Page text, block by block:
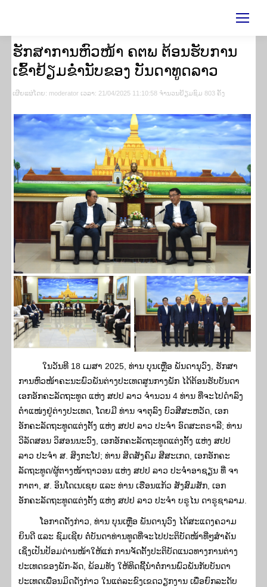
ຮັກສາການຫົວໜ້າ ຄຕພ ຕ້ອນຮັບການ
ເຂົ້າຢ້ຽມຂໍ່ານັບຂອງ ບັນດາທູດລາວ
ເຜີຍ​ແຜ່​ໂດຍ​: moderator ເວ​ລາ: 21/04/2025 11:10:58 ຈຳ​ນວນ​​ຢ້ຽມ​ຊົມ 803 ຄັ້ງ
ໃນວັນທີ 18 ເມສາ 2025, ທ່ານ ບຸນເຫຼືອ ພັນດານຸວົງ, ຮັກສາ
ການຫົວໜ້າຄະນະພົວພັນຕ່າງປະເທດສູນກາງພັກ ໄດ້ຕ້ອນຮັບບັນດາ
ເອກອັກຄະລັດຖະທູດ ແຫ່ງ ສປປ ລາວ ຈໍານວນ 4 ທ່ານ ທີ່ຈະໄປດໍາລົງ
ຕໍາແໜ່ງຢູ່ຕ່າງປະເທດ, ໂດຍມີ ທ່ານ ຈາຕຸລົງ ບົວສີສະຫວັດ, ເອກ
ອັກຄະລັດຖະທູດແຕ່ງຕັ້ງ ແຫ່ງ ສປປ ລາວ ປະຈໍາ ອົດສະຕຣາລີ; ທ່ານ
ວິລັດສອນ ວິສອນນະວົງ, ເອກອັກຄະລັດຖະທູດແຕ່ງຕັ້ງ ແຫ່ງ ສປປ
ລາວ ປະຈໍາ ສ. ສິງກະໂປ; ທ່ານ ສິດສັງຄົມ ສີສະເກດ, ເອກອັກຄະ
ລັດຖະທູດ/ຜູ້ຕາງໜ້າຖາວອນ ແຫ່ງ ສປປ ລາວ ປະຈໍາອາຊຽນ ທີ່ ຈາ
ກາຕາ, ສ. ອິນໂດເນເຊຍ ແລະ ທ່ານ ເຮືອນແກ້ວ ສັງສົມສັກ, ເອກ
ອັກຄະລັດຖະທູດແຕ່ງຕັ້ງ ແຫ່ງ ສປປ ລາວ ປະຈຳ ບຣູໄນ ດາຣູຊາລາມ.
ໂອກາດດັ່ງກ່າວ, ທ່ານ ບຸນເຫຼືອ ພັນດານຸວົງ ໄດ້ສະແດງຄວາມ
ຍິນດີ ແລະ ຊົມເຊີຍ ຕໍ່ບັນດາທ່ານທູດທີ່ຈະໄປປະຕິບັດໜ້າທີ່ໆສໍາຄັນ
ເຊິ່ງເປັນປ້ອມດ່ານໜ້າໃຫ້ແກ່ ການຈັດຕັ້ງປະຕິບັດແນວທາງການຕ່າງ
ປະເທດຂອງພັກ-ລັດ, ພ້ອມທັງ ໃຫ້ທິດຊີ້ນໍາຕໍ່ການພົວພັນກັບບັນດາ
ປະເທດເພື່ອນມິດດັ່ງກ່າວ ໃນແຕ່ລະຂົງເຂດວຽກງານ ເພື່ອຍົກລະດັບ